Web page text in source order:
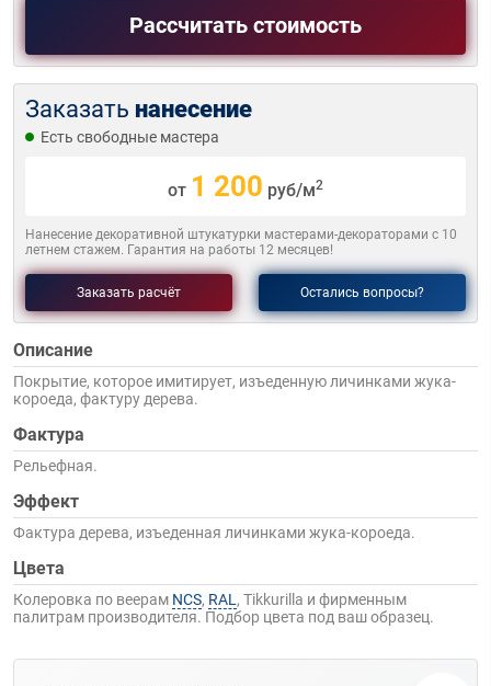
Рассчитать стоимость
Заказать нанесение
Есть свободные мастера
от 1 200 руб/м2
Нанесение декоративной штукатурки мастерами-декораторами с 10
летнем стажем. Гарантия на работы 12 месяцев!
Заказать расчёт Остались вопросы?
Описание
Покрытие, которое имитирует, изъеденную личинками жука-
короеда, фактуру дерева.
Фактура
Рельефная.
Эффект
Фактура дерева, изъеденная личинками жука-короеда.
Цвета
Колеровка по веерам NCS, RAL , Tikkurilla и фирменным
палитрам производителя. Подбор цвета под ваш образец.